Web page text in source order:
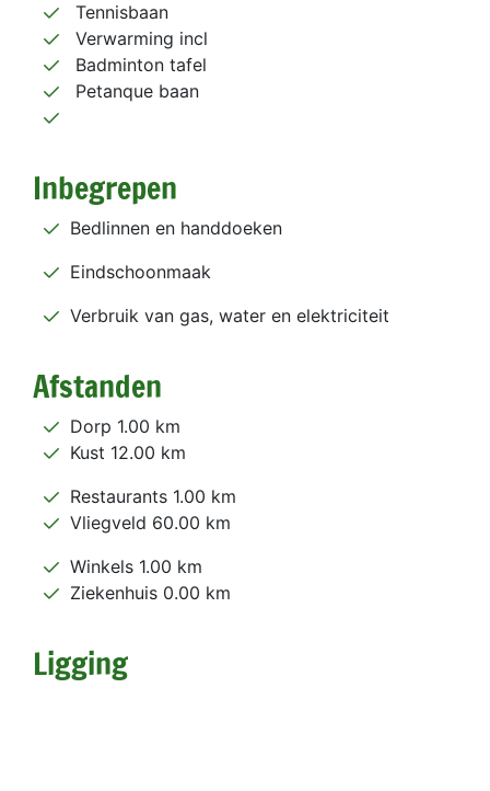
Tennisbaan
Verwarming incl
Badminton tafel
Petanque baan
Inbegrepen
Bedlinnen en handdoeken
Eindschoonmaak
Verbruik van gas, water en elektriciteit
Afstanden
Dorp 1.00 km
Kust 12.00 km
Restaurants 1.00 km
Vliegveld 60.00 km
Winkels 1.00 km
Ziekenhuis 0.00 km
Ligging